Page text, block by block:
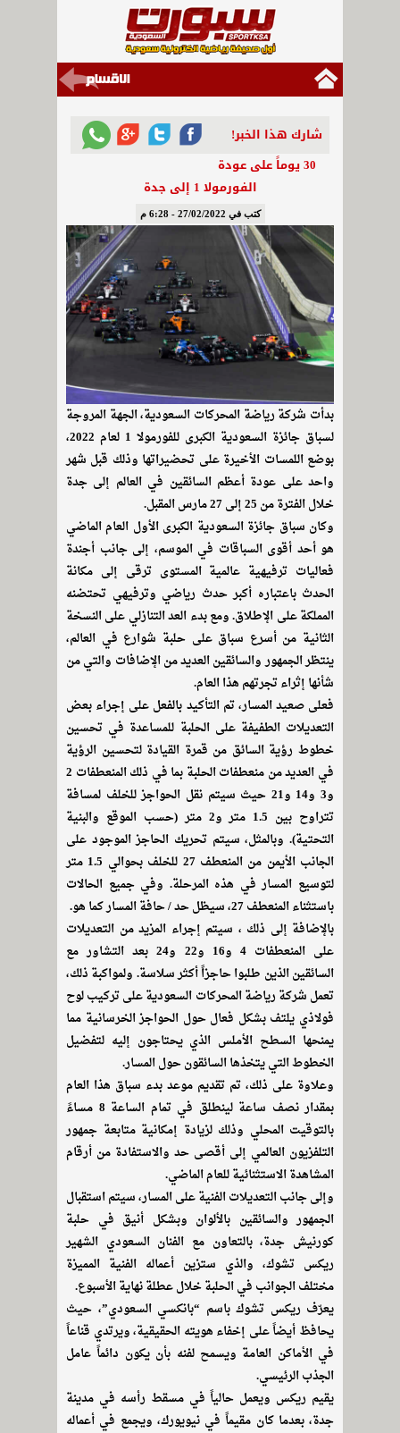
شارك هذا الخبر!
30 يوماً على عودة
الفورمولا 1 إلى جدة
كتب في 27/02/2022 - 6:28 م
بدأت شركة رياضة المحركات السعودية، الجهة المروجة
لسباق جائزة السعودية الكبرى للفورمولا 1 لعام 2022،
بوضع اللمسات الأخيرة على تحضيراتها وذلك قبل شهر
واحد على عودة أعظم السائقين في العالم إلى جدة
خلال الفترة من 25 إلى 27 مارس المقبل.
وكان سباق جائزة السعودية الكبرى الأول العام الماضي
هو أحد أقوى السباقات في الموسم، إلى جانب أجندة
فعاليات ترفيهية عالمية المستوى ترقى إلى مكانة
الحدث باعتباره أكبر حدث رياضي وترفيهي تحتضنه
المملكة على الإطلاق. ومع بدء العد التنازلي على النسخة
الثانية من أسرع سباق على حلبة شوارع في العالم،
ينتظر الجمهور والسائقين العديد من الإضافات والتي من
شأنها إثراء تجرتهم هذا العام.
فعلى صعيد المسار، تم التأكيد بالفعل على إجراء بعض
التعديلات الطفيفة على الحلبة للمساعدة في تحسين
خطوط رؤية السائق من قمرة القيادة لتحسين الرؤية
في العديد من منعطفات الحلبة بما في ذلك المنعطفات 2
و3 و14 و21 حيث سيتم نقل الحواجز للخلف لمسافة
تتراوح بين 1.5 متر و2 متر (حسب الموقع والبنية
التحتية). وبالمثل، سيتم تحريك الحاجز الموجود على
الجانب الأيمن من المنعطف 27 للخلف بحوالي 1.5 متر
لتوسيع المسار في هذه المرحلة. وفي جميع الحالات
باستثناء المنعطف 27، سيظل حد / حافة المسار كما هو.
بالإضافة إلى ذلك ، سيتم إجراء المزيد من التعديلات
على المنعطفات 4 و16 و22 و24 بعد التشاور مع
السائقين الذين طلبوا حاجزاً أكثر سلاسة. ولمواكبة ذلك،
تعمل شركة رياضة المحركات السعودية على تركيب لوح
فولاذي يلتف بشكل فعال حول الحواجز الخرسانية مما
يمنحها السطح الأملس الذي يحتاجون إليه لتفضيل
الخطوط التي يتخذها السائقون حول المسار.
وعلاوة على ذلك، تم تقديم موعد بدء سباق هذا العام
بمقدار نصف ساعة لينطلق في تمام الساعة 8 مساءً
بالتوقيت المحلي وذلك لزيادة إمكانية متابعة جمهور
التلفزيون العالمي إلى أقصى حد والاستفادة من أرقام
المشاهدة الاستثنائية للعام الماضي.
وإلى جانب التعديلات الفنية على المسار، سيتم استقبال
الجمهور والسائقين بالألوان وبشكل أنيق في حلبة
كورنيش جدة، بالتعاون مع الفنان السعودي الشهير
ريكس تشوك، والذي ستزين أعماله الفنية المميزة
مختلف الجوانب في الحلبة خلال عطلة نهاية الأسبوع.
يعرّف ريكس تشوك باسم “بانكسي السعودي”، حيث
يحافظ أيضاً على إخفاء هويته الحقيقية، ويرتدي قناعاً
في الأماكن العامة ويسمح لفنه بأن يكون دائماً عامل
الجذب الرئيسي.
يقيم ريكس ويعمل حالياً في مسقط رأسه في مدينة
جدة، بعدما كان مقيماً في نيويورك، ويجمع في أعماله